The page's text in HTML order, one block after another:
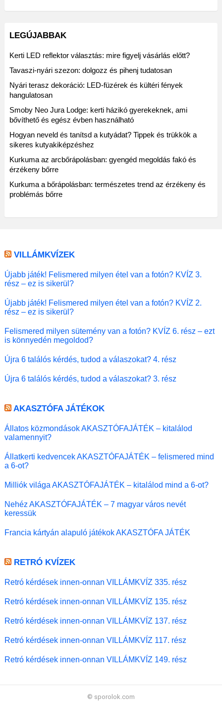
LEGÚJABBAK
Kerti LED reflektor választás: mire figyelj vásárlás előtt?
Tavaszi-nyári szezon: dolgozz és pihenj tudatosan
Nyári terasz dekoráció: LED-füzérek és kültéri fények
hangulatosan
Smoby Neo Jura Lodge: kerti házikó gyerekeknek, ami
bővíthető és egész évben használható
Hogyan neveld és tanítsd a kutyádat? Tippek és trükkök a
sikeres kutyakiképzéshez
Kurkuma az arcbőrápolásban: gyengéd megoldás fakó és
érzékeny bőrre
Kurkuma a bőrápolásban: természetes trend az érzékeny és
problémás bőrre
VILLÁMKVÍZEK
Újabb játék! Felismered milyen étel van a fotón? KVÍZ 3.
rész – ez is sikerül?
Újabb játék! Felismered milyen étel van a fotón? KVÍZ 2.
rész – ez is sikerül?
Felismered milyen sütemény van a fotón? KVÍZ 6. rész – ezt
is könnyedén megoldod?
Újra 6 találós kérdés, tudod a válaszokat? 4. rész
Újra 6 találós kérdés, tudod a válaszokat? 3. rész
AKASZTÓFA JÁTÉKOK
Állatos közmondások AKASZTÓFAJÁTÉK – kitalálod
valamennyit?
Állatkerti kedvencek AKASZTÓFAJÁTÉK – felismered mind
a 6-ot?
Milliók világa AKASZTÓFAJÁTÉK – kitalálod mind a 6-ot?
Nehéz AKASZTÓFAJÁTÉK – 7 magyar város nevét
keressük
Francia kártyán alapuló játékok AKASZTÓFA JÁTÉK
RETRÓ KVÍZEK
Retró kérdések innen-onnan VILLÁMKVÍZ 335. rész
Retró kérdések innen-onnan VILLÁMKVÍZ 135. rész
Retró kérdések innen-onnan VILLÁMKVÍZ 137. rész
Retró kérdések innen-onnan VILLÁMKVÍZ 117. rész
Retró kérdések innen-onnan VILLÁMKVÍZ 149. rész
© sporolok.com